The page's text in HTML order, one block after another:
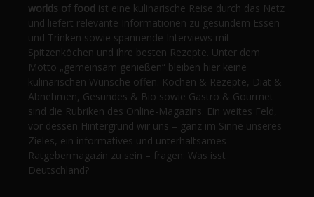
worlds of food ist eine kulinarische Reise durch das Netz
und liefert relevante Informationen zu gesundem Essen
und Trinken sowie spannende Interviews mit
Spitzenköchen und ihre besten Rezepte. Unter dem
Motto „gemeinsam genießen“ bleiben hier keine
kulinarischen Wünsche offen. Kochen & Rezepte, Diät &
Abnehmen, Gesundes & Bio sowie Gastro & Gourmet
sind die Rubriken des Online-Magazins. Ein weites Feld,
vor dessen Hintergrund wir uns – ganz im Sinne unseres
Zieles, ein informatives und unterhaltsames
Ratgebermagazin zu sein – fragen: Was isst
Deutschland?